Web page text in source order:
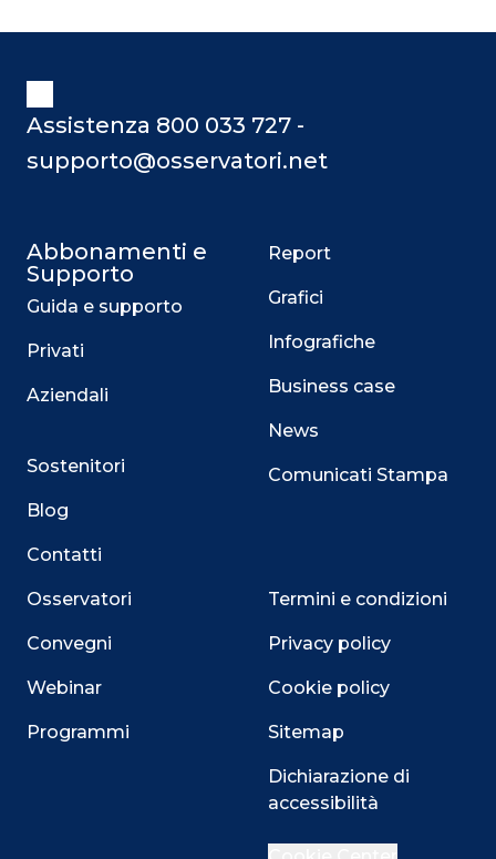
Assistenza 800 033 727 -
supporto@osservatori.net
Abbonamenti e
Supporto
Guida e supporto
Privati
Aziendali
Sostenitori
Blog
Contatti
Osservatori
Convegni
Webinar
Programmi
Report
Grafici
Infografiche
Business case
News
Comunicati Stampa
Termini e condizioni
Privacy policy
Cookie policy
Sitemap
Dichiarazione di
accessibilità